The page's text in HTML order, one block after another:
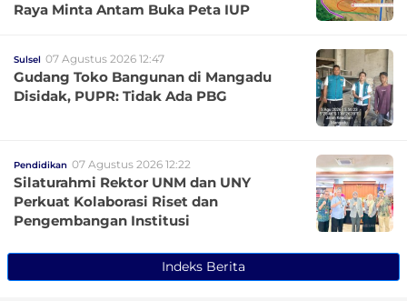
Raya Minta Antam Buka Peta IUP
Sulsel 07 Agustus 2026 12:47
Gudang Toko Bangunan di Mangadu
Disidak, PUPR: Tidak Ada PBG
Pendidikan 07 Agustus 2026 12:22
Silaturahmi Rektor UNM dan UNY
Perkuat Kolaborasi Riset dan
Pengembangan Institusi
Indeks Berita